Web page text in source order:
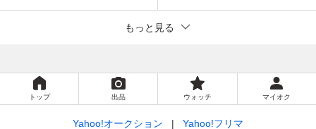
もっと見る
トップ 出品 ウォッチ マイオク
Yahoo!オークション Yahoo!フリマ